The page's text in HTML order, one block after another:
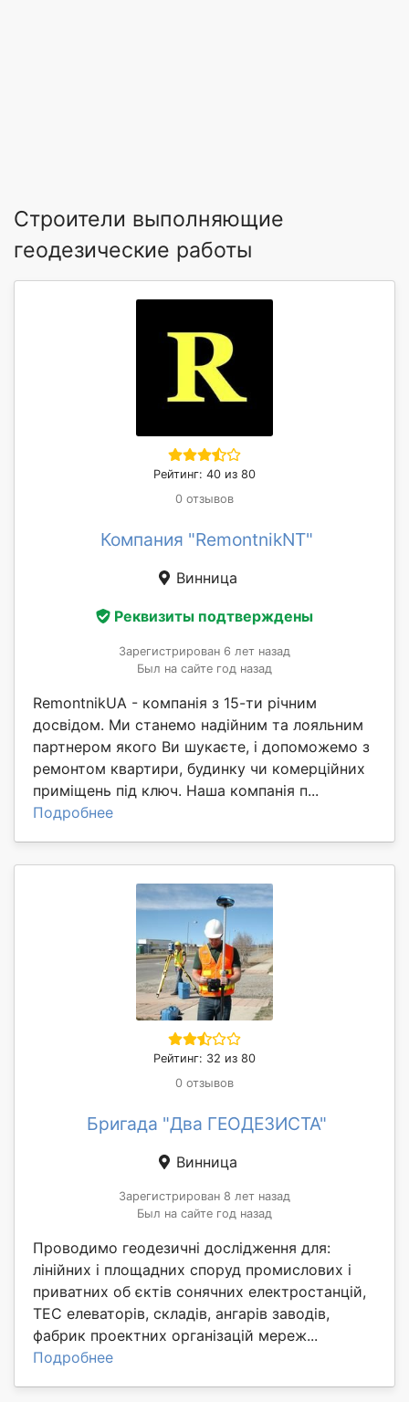
Строители выполняющие
геодезические работы
Рейтинг: 40 из 80
0 отзывов
Компания "RemontnikNT"
Винница
Реквизиты подтверждены
Зарегистрирован 6 лет назад
Был на сайте год назад
RemontnikUA - компанія з 15-ти річним
досвідом. Ми станемо надійним та лояльним
партнером якого Ви шукаєте, і допоможемо з
ремонтом квартири, будинку чи комерційних
приміщень під ключ. Наша компанія п...
Подробнее
Рейтинг: 32 из 80
0 отзывов
Бригада "Два ГЕОДЕЗИСТА"
Винница
Зарегистрирован 8 лет назад
Был на сайте год назад
Проводимо геодезичні дослідження для:
лінійних і площадних споруд промислових і
приватних об єктів сонячних електростанцій,
ТЕС елеваторів, складів, ангарів заводів,
фабрик проектних організацій мереж...
Подробнее